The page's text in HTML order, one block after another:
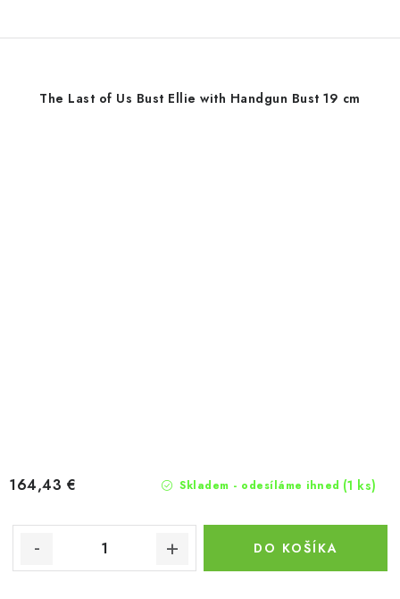
The Last of Us Bust Ellie with Handgun Bust 19 cm
Skladem - odesíláme ihned (1 ks)
164,43 €
DO KOŠÍKA